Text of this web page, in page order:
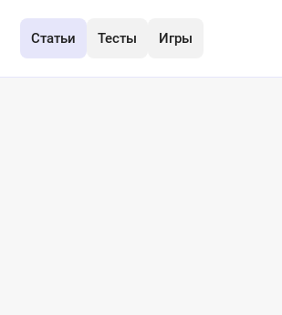
Статьи Тесты Игры